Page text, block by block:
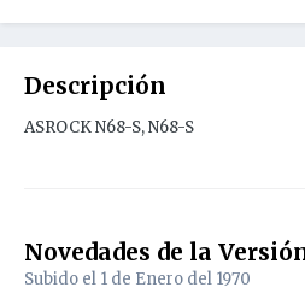
Descripción
ASROCK N68-S, N68-S
Novedades de la
Subido el 1 de Enero del 1970